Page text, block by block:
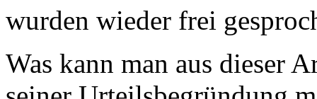
wurden wieder frei
Was kann man aus dieser